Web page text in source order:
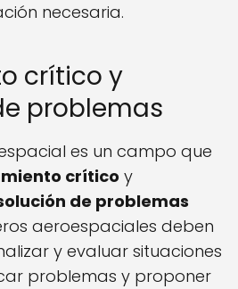
necesaria.
crítico y
problemas
es un campo que
crítico y
de problemas
aeroespaciales deben
y evaluar situaciones
problemas y proponer